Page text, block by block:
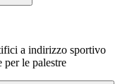
a indirizzo sportivo
per le palestre